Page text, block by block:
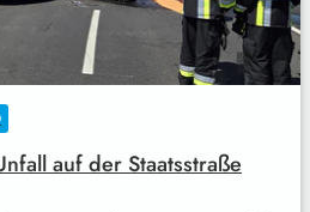
auf der Staatsstraße